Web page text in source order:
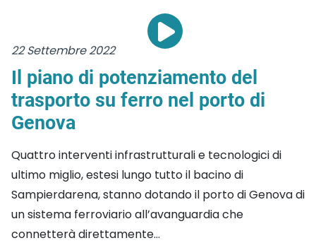
22 Settembre 2022
Il piano di potenziamento del
trasporto su ferro nel porto di
Genova
Quattro interventi infrastrutturali e tecnologici di
ultimo miglio, estesi lungo tutto il bacino di
Sampierdarena, stanno dotando il porto di Genova di
un sistema ferroviario all’avanguardia che
connetterà direttamente...